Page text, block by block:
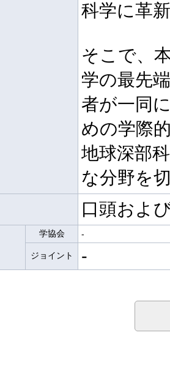
科学に革
そこで、
学の最先
者が一同
めの学際
地球深部
な分野を
口頭およ
学協会 -
ジョイント -